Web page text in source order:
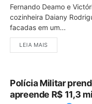
Fernando Deamo e
cozinheira Daiany
facadas em um...
LEIA MAIS
Polícia Militar
apreende R$ 11,3